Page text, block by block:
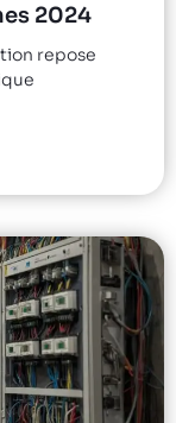
2024
repose